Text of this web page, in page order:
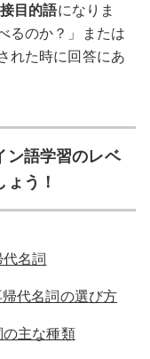
目的語になりま
るのか？」または
れた時に回答にあ
語学習のレベ
う！
名詞
代名詞の選び方
主な種類